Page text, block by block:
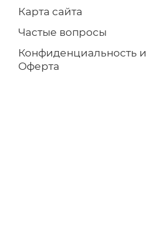
Карта сайта
Частые вопросы
Конфиденциальность и
Оферта